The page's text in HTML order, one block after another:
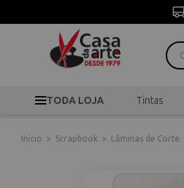
TODA LOJA Tintas
Início > Scrapbook > Lâminas de Corte